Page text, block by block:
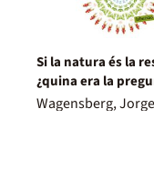
Si la natura és la
¿quina era la
Wagensberg, Jorge